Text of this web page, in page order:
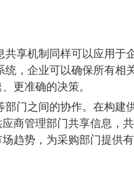
共享机制同样可以应用于
，企业可以确保所有相
更准确的决策。
门之间的协作。在构建
商管理部门共享信息，
趋势，为采购部门提供有